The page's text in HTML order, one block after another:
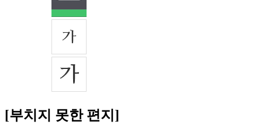
[부치지 못한 편지]